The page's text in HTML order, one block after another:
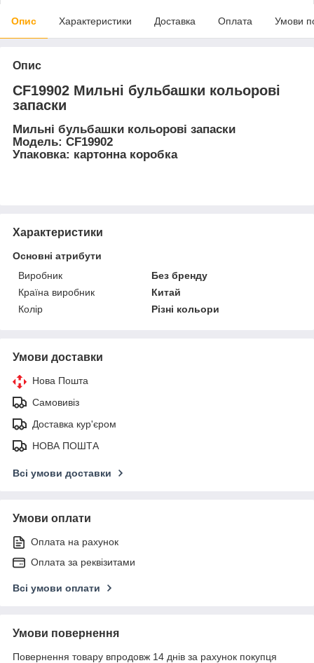
Опис Характеристики Доставка Оплата Умови
Опис
CF19902 Мильні бульбашки кольорові
запаски
Мильні бульбашки кольорові запаски
Модель: CF19902
Упаковка: картонна коробка
Характеристики
Основні атрибути
Виробник
Без бренду
Країна виробник
Китай
Колір
Різні кольори
Умови доставки
Нова Пошта
Самовивіз
Доставка кур'єром
НОВА ПОШТА
Всі умови доставки
Умови оплати
Оплата на рахунок
Оплата за реквізитами
Всі умови оплати
Умови повернення
Повернення товару впродовж 14 днів за рахунок покупця